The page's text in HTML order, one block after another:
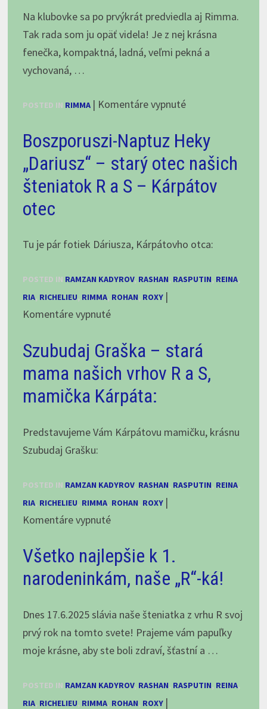
Na klubovke sa po prvýkrát predviedla aj Rimma.
Tak rada som ju opäť videla! Je z nej krásna
fenečka, kompaktná, ladná, veľmi pekná a
vychovaná, …
POSTED IN RIMMA | Komentáre vypnuténa
na
SKÁaRO
klubovke,
18.4.2026
Boszporuszi-Naptuz Heky
„Dariusz“ – starý otec našich
šteniatok R a S – Kárpátov
otec
Tu je pár fotiek Dáriusza, Kárpátovho otca:
POSTED IN RAMZAN KADYROV, RASHAN, RASPUTIN, REINA,
RIA, RICHELIEU, RIMMA, ROHAN, ROXY |
Komentáre vypnuténa
Naptuz
Heky
–
otec
R
a
S
Kárpátov
otec
Szubudaj Graška – stará
mama našich vrhov R a S,
mamička Kárpáta:
Predstavujeme Vám Kárpátovu mamičku, krásnu
Szubudaj Grašku:
POSTED IN RAMZAN KADYROV, RASHAN, RASPUTIN, REINA,
RIA, RICHELIEU, RIMMA, ROHAN, ROXY |
Komentáre vypnuténa
Graška
–
stará
mama
našich
vrhov
a
S,
Všetko najlepšie k 1.
narodeninkám, naše „R“-ká!
Dnes 17.6.2025 slávia naše šteniatka z vrhu R svoj
prvý rok na tomto svete! Prajeme vám papuľky
moje krásne, aby ste boli zdraví, šťastní a …
POSTED IN RAMZAN KADYROV, RASHAN, RASPUTIN, REINA,
RIA, RICHELIEU, RIMMA, ROHAN, ROXY |